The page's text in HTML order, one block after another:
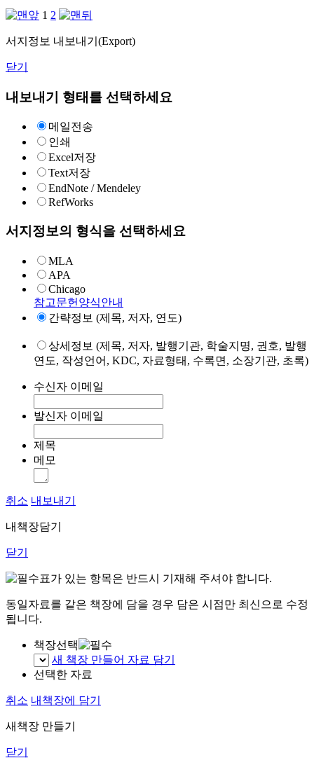
1 2
서지정보 내보내기(Export)
닫기
내보내기 형태를 선택하세요
메일전송
인쇄
Excel저장
Text저장
EndNote / Mendeley
RefWorks
서지정보의 형식을 선택하세요
MLA
APA
Chicago
참고문헌양식안내
간략정보 (제목, 저자, 연도)
상세정보 (제목, 저자, 발행기관, 학술지명, 권호, 발행
연도, 작성언어, KDC, 자료형태, 수록면, 소장기관, 초록)
수신자 이메일
발신자 이메일
제목
메모
취소 내보내기
내책장담기
닫기
표가 있는 항목은 반드시 기재해 주셔야 합니다.
동일자료를 같은 책장에 담을 경우 담은 시점만 최신으로 수정
됩니다.
책장선택
새 책장 만들어 자료 담기
선택한 자료
취소 내책장에 담기
새책장 만들기
닫기